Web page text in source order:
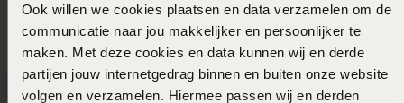
Ook willen we cookies plaatsen en data verzamelen om de
communicatie naar jou makkelijker en persoonlijker te
maken. Met deze cookies en data kunnen wij en derde
partijen jouw internetgedrag binnen en buiten onze website
volgen en verzamelen. Hiermee passen wij en derden
Personaliseer